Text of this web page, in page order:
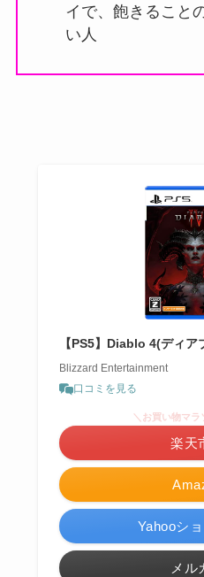
イで、飽きること
い人
【PS5】Diablo 4(ディア
Blizzard Entertainment
口コミを見る
＼お買い物マラ
楽天
Yahooシ
メル